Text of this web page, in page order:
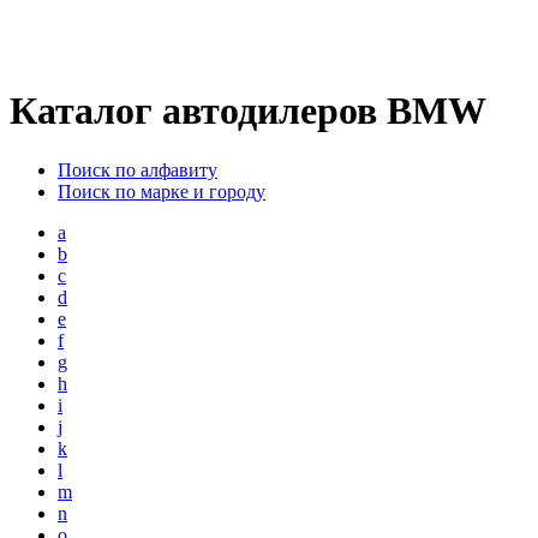
Каталог автодилеров BMW
Поиск по алфавиту
Поиск по марке и городу
a
b
c
d
e
f
g
h
i
j
k
l
m
n